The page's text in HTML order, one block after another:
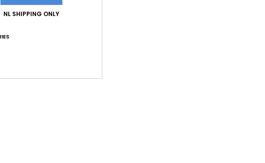
Halflange denim
Surfing By Sunlight
Meisjes 4-16 Blauw Joggingbroek
NL SHIPPING ONLY